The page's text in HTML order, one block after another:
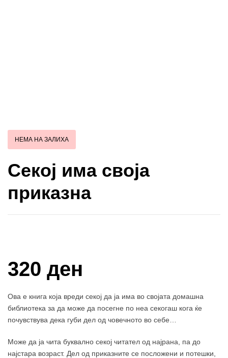
НЕМА НА ЗАЛИХА
Секој има своја
приказна
320 ден
Ова е книга која вреди секој да ја има во својата домашна
библиотека за да може да посегне по неа секогаш кога ќе
почувствува дека губи дел од човечното во себе…
Може да ја чита буквално секој читател од најрана, па до
најстара возраст. Дел од приказните се посложени и потешки,